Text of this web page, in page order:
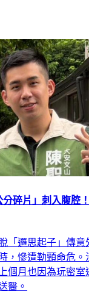
分碎片」刺入腹
「邏思起子」傳意
，慘遭勒頸命危。
個月也因為玩密室
醫。